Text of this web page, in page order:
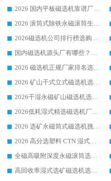
2026 国内平板磁选机靠谱厂家排名 行业实测口碑设备按需选购全指南
2026 滚筒式除铁永磁滚筒生产厂家推荐排名|行业口碑选购指南，领域强者源头厂商精选
2026磁选机公司排行榜选购指南|正规源头厂家推荐，领域强者高性价比靠谱信赖品牌
国内磁选机源头厂有哪些？2026 综合实力排名与采购避坑技巧
2026 磁选机正规厂家排名选购指南|行业口碑信赖品牌推荐性价比高靠谱磁电企业
2026 矿山干式立式磁选机选型攻略 梳理深耕磁电装备多年靠谱生产厂商
2026干湿永磁矿山磁选机选型攻略 优质生产厂家排名 选矿领域高口碑品牌推荐指南
2026低耗湿式精​选磁选机厂家怎么选?湿式精选磁选机供应商，行业认可度较高生产厂家华体会手机网页版-华体会(中国) 全面解析
2026 选矿永磁筒式磁选机挑选干货：华体会手机网页版-华体会(中国) 源头厂，绿色高效实力出众
2026 高分选塑料 CTN 湿式顺流磁选机选购指南，靠谱源头厂家华体会手机网页版-华体会(中国) 详解
全磁高吸附深度永磁滚筒选购指南 业内口碑稳定磁电设备生产厂家详细推荐
高回收率湿式选矿磁选机选购指南 业内口碑磁电设备生产厂家实力解析